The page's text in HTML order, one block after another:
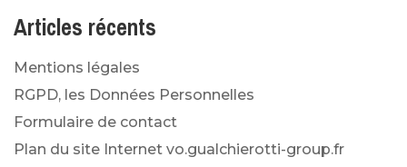
Articles récents
Mentions légales
RGPD, les Données Personnelles
Formulaire de contact
Plan du site Internet vo.gualchierotti-group.fr